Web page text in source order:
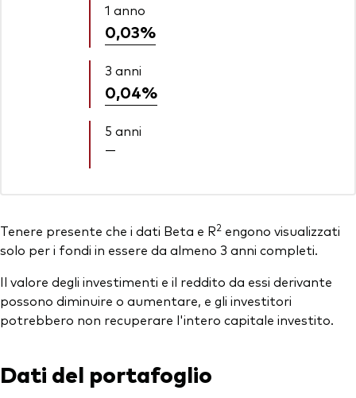
1 anno
0,03%
3 anni
0,04%
5 anni
—
Tenere presente che i dati Beta e R2 engono visualizzati
solo per i fondi in essere da almeno 3 anni completi.
Il valore degli investimenti e il reddito da essi derivante
possono diminuire o aumentare, e gli investitori
potrebbero non recuperare l'intero capitale investito.
Dati del portafoglio